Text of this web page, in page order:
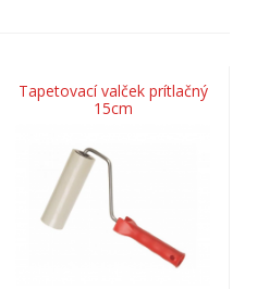
Tapetovací valček prítlačný
15cm